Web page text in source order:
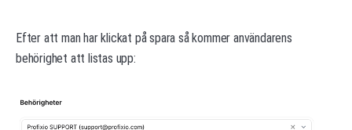
Efter att man har klickat på spara så kommer användarens
behörighet att listas upp: